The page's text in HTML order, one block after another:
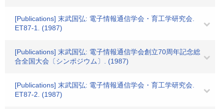
[Publications] 末武国弘: 電子情報通信学会・育工学研究会.
ET87-1. (1987)
[Publications] 末武国弘: 電子情報通信学会創立70周年記念総
合全国大会〔シンポジウム〕. (1987)
[Publications] 末武国弘: 電子情報通信学会・育工学研究会.
ET87-2. (1987)